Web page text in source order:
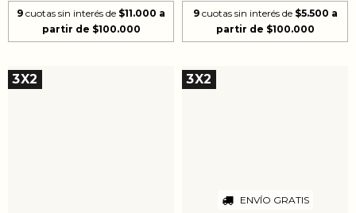
9 cuotas sin interés de $11.000 9 cuotas sin interés de $5.500
3X2 3X2
ENVÍO GRATIS